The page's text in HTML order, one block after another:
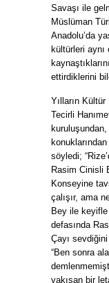
Savaşı ile
Müslüman
Anadolu’da
kültürleri
ettirdiklerini
Yılların
Tecirli
söyledi;
Rasim Cinisli
Konseyine
çalışır, ama
Bey ile
defasında
Çayı
“Ben sonra
yakışan bir